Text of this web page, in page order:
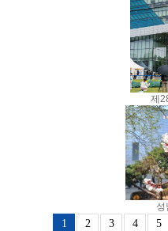
제
성
1 2 3 4 5